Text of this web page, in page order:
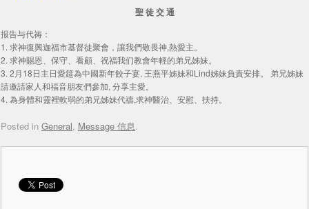
聖 徒 交 通
报告与代祷：
1. 求神復興迦福市基督徒聚會，讓我們敬畏神,熱愛主。
2. 求神賜恩、保守、看顧、祝福我们教會年輕的弟兄姊妹。
3. 2月18日主日愛筵為中國新年餃子宴, 王燕平姊妹和Lind姊妹負責安排。 弟兄姊妹
請邀請家人和福音朋友們參加, 分享主愛。
4. 為身體和靈裡軟弱的弟兄姊妹代禱,求神醫治、安慰、扶持。
Posted in General, Message 信息.